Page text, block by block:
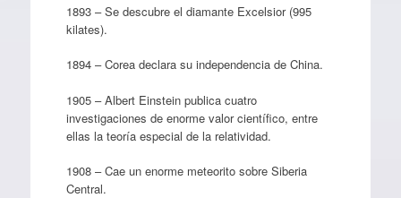
1893 – Se descubre el diamante Excelsior (995
kilates).
1894 – Corea declara su independencia de China.
1905 – Albert Einstein publica cuatro
investigaciones de enorme valor científico, entre
ellas la teoría especial de la relatividad.
1908 – Cae un enorme meteorito sobre Siberia
Central.